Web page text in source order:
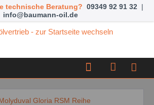
technische Beratung? 09349 92 91 32 |
info@baumann-oil.de
Gloria RSM Reihe